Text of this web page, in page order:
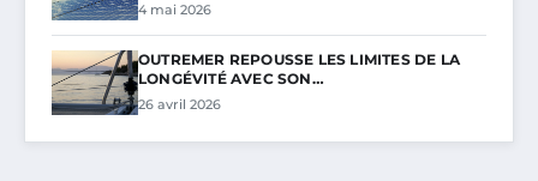
4 mai 2026
OUTREMER REPOUSSE LES LIMITES DE LA
LONGÉVITÉ AVEC SON…
26 avril 2026